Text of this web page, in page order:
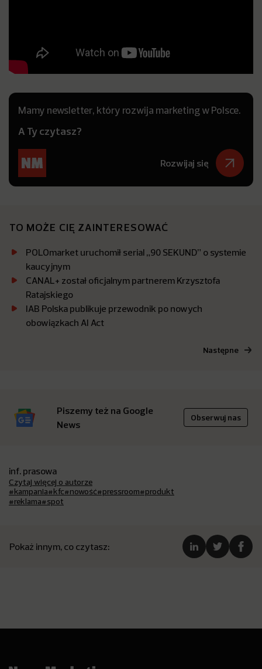
Mamy newsletter, który rozwija marketing w Polsce.
A Ty czytasz?
Rozwijaj się
TO MOŻE CIĘ ZAINTERESOWAĆ
POLOmarket uruchomił serial „90 SEKUND” o systemie
kaucyjnym
CANAL+ został oficjalnym partnerem Krzysztofa
Ratajskiego
IAB Polska publikuje przewodnik po nowych
obowiązkach AI Act
Następne
Piszemy też na Google
News
Obserwuj nas
inf. prasowa
Czytaj więcej o autorze
#kampania#kfc#nowość#pressroom#produkt
#reklama#spot
Pokaż innym, co czytasz: